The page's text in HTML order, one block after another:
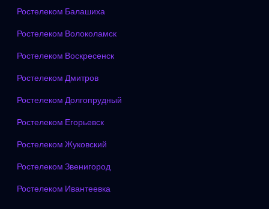
Ростелеком Балашиха
Ростелеком Волоколамск
Ростелеком Воскресенск
Ростелеком Дмитров
Ростелеком Долгопрудный
Ростелеком Егорьевск
Ростелеком Жуковский
Ростелеком Звенигород
Ростелеком Ивантеевка